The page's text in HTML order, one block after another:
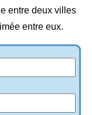
entre deux villes
entre eux.